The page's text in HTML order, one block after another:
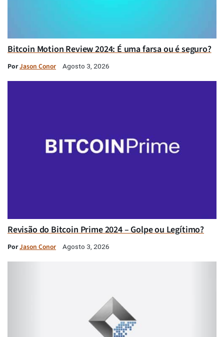
Bitcoin Motion Review 2024: É uma farsa ou é seguro?
PorJason Conor Agosto 3, 2026
Revisão do Bitcoin Prime 2024 – Golpe ou Legítimo?
PorJason Conor Agosto 3, 2026